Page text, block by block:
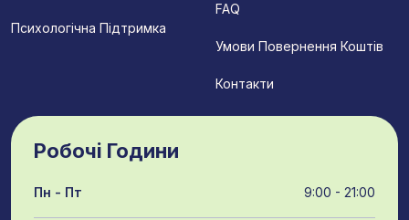
Психологічна Підтримка
FAQ
Умови Повернення Коштів
Контакти
Робочі Години
Пн - Пт 9:00 - 21:00